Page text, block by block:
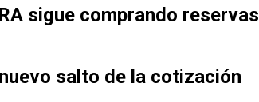
sigue comprando reservas
salto de la cotización